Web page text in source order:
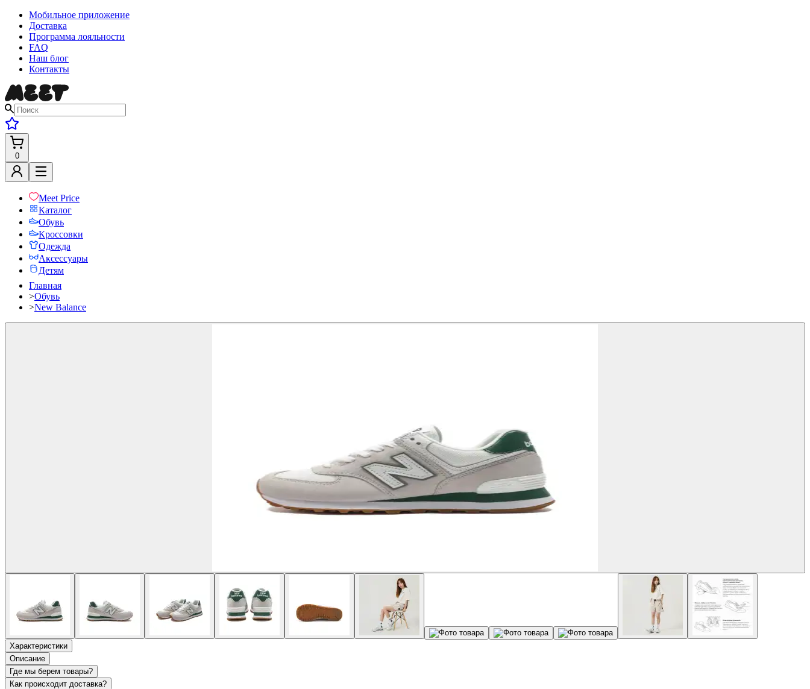
Мобильное приложение
Доставка
Программа лояльности
FAQ
Наш блог
Контакты
0
Meet Price
Каталог
Обувь
Кроссовки
Одежда
Аксессуары
Детям
Главная
>Обувь
>New Balance
Характеристики
Описание
Где мы берем товары?
Как происходит доставка?